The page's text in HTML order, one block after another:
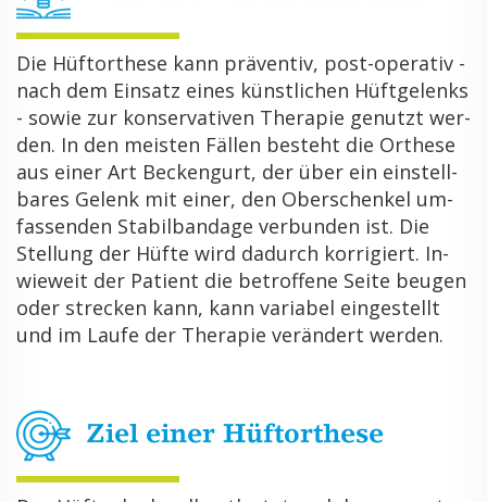
Die Hüf­t­or­the­se kann prä­ven­tiv, post-ope­ra­tiv -
nach dem Ein­satz eines künst­li­chen Hüft­ge­lenks
- sowie zur kon­ser­va­ti­ven The­ra­pie ge­nutzt wer­
den. In den meis­ten Fäl­len be­steht die Or­the­se
aus einer Art Be­cken­gurt, der über ein ein­stell­
ba­res Ge­lenk mit einer, den Ober­schen­kel um­
fas­sen­den Sta­bil­ban­da­ge ver­bun­den ist. Die
Stel­lung der Hüfte wird da­durch kor­ri­giert. In­
wie­weit der Pa­ti­ent die be­trof­fe­ne Seite beu­gen
oder stre­cken kann, kann va­ria­bel ein­ge­stellt
und im Laufe der The­ra­pie ver­än­dert wer­den.
Ziel einer Hüf­t­or­the­se